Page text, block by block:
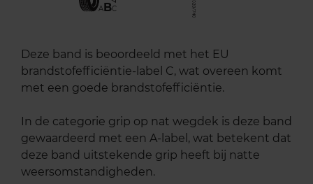
ABC
Deze band is beoordeeld met het EU
brandstofefficiëntie-label C, wat overeen komt
met een goede brandstofefficiëntie.
In de categorie grip op nat wegdek is deze band
gewaardeerd met een A-label, wat betekent dat
deze band uitstekende grip heeft bij natte
weersomstandigheden.